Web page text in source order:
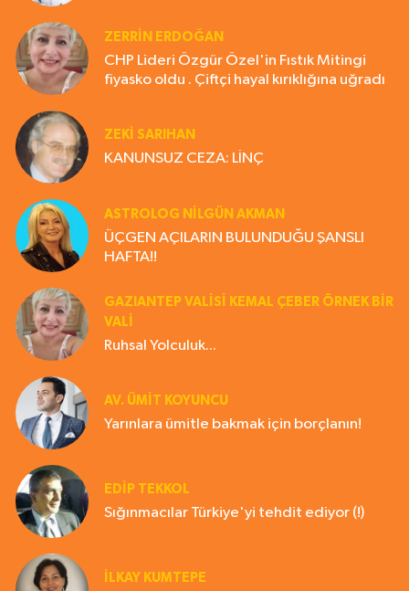
ZERRIN ERDOĞAN
CHP Lideri Özgür Özel'in Fıstık Mitingi
fiyasko oldu . Çiftçi hayal kırıklığına uğradı
ZEKI SARIHAN
KANUNSUZ CEZA: LİNÇ
ASTROLOG NILGÜN AKMAN
ÜÇGEN AÇILARIN BULUNDUĞU ŞANSLI
HAFTA!!
GAZIANTEP VALISI KEMAL ÇEBER ÖRNEK BİR
VALİ
Ruhsal Yolculuk...
AV. ÜMIT KOYUNCU
Yarınlara ümitle bakmak için borçlanın!
EDIP TEKKOL
Sığınmacılar Türkiye'yi tehdit ediyor (!)
İLKAY KUMTEPE